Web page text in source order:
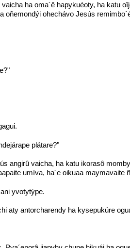
ha oma´ê hapykuéoty, ha katu
oñemondýi ohechávo Jesús
plátare?"
angirû vaicha, ha katu ikorasô
umíva, ha´e oikuaa maymavaite
yvotytýpe.
aty antorcharendy ha kysepukúre